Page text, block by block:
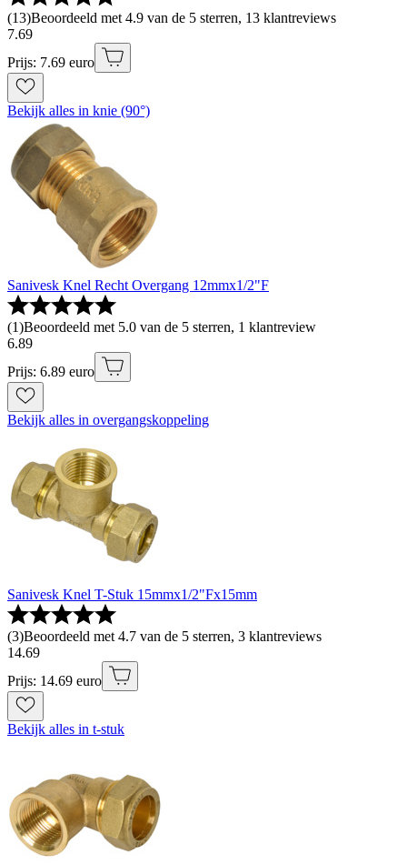
(13)Beoordeeld met 4.9 van de 5 sterren, 13 klantreviews
7.69
Prijs: 7.69 euro
Bekijk alles in knie (90°)
Sanivesk Knel Recht Overgang 12mmx1/2"F
(1)Beoordeeld met 5.0 van de 5 sterren, 1 klantreview
6.89
Prijs: 6.89 euro
Bekijk alles in overgangskoppeling
Sanivesk Knel T-Stuk 15mmx1/2"Fx15mm
(3)Beoordeeld met 4.7 van de 5 sterren, 3 klantreviews
14.69
Prijs: 14.69 euro
Bekijk alles in t-stuk